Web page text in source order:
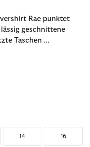
Rae punktet
geschnittene
Taschen ...
14 16